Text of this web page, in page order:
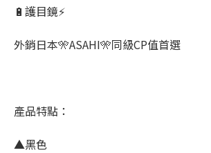
🔋護目鏡⚡
外銷日本🎌ASAHI🎌同級CP值首選
產品特點：
▲黑色